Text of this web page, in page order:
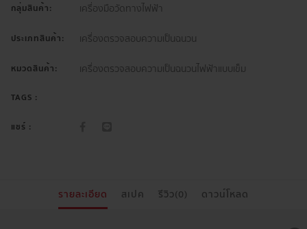
กลุ่มสินค้า: เครื่องมือวัดทางไฟฟ้า
ประเภทสินค้า: เครื่องตรวจสอบความเป็นฉนวน
หมวดสินค้า: เครื่องตรวจสอบความเป็นฉนวนไฟฟ้าแบบเข็ม
TAGS :
แชร์ :
รายละเอียด สเปค รีวิว(0) ดาวน์โหลด